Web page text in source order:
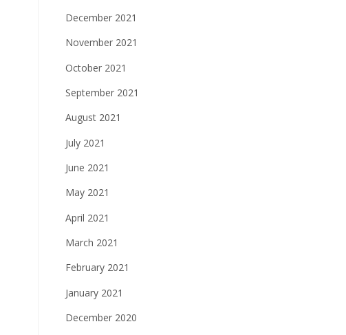
December 2021
November 2021
October 2021
September 2021
August 2021
July 2021
June 2021
May 2021
April 2021
March 2021
February 2021
January 2021
December 2020